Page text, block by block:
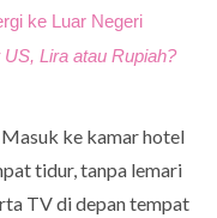
ke Luar Negeri
Lira atau Rupiah?
ke kamar hotel
tidur, tanpa lemari
TV di depan tempat